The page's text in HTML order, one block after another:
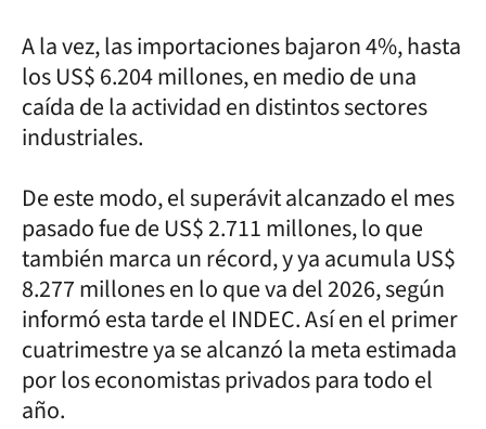
A la vez, las importaciones bajaron 4%, hasta
los US$ 6.204 millones, en medio de una
caída de la actividad en distintos sectores
industriales.
De este modo, el superávit alcanzado el mes
pasado fue de US$ 2.711 millones, lo que
también marca un récord, y ya acumula US$
8.277 millones en lo que va del 2026, según
informó esta tarde el INDEC. Así en el primer
cuatrimestre ya se alcanzó la meta estimada
por los economistas privados para todo el
año.